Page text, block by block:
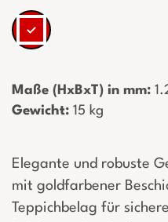
Maße (HxBxT) in mm:
Gewicht: ­ 15 kg
Elegante und robuste
mit goldfarbener
Teppichbelag für